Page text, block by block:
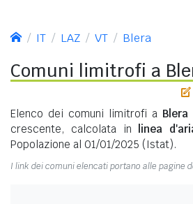
IT LAZ VT Blera
Comuni limitrofi a
Elenco dei comuni limitrofi a Blera
crescente, calcolata in
linea
Popolazione al 01/01/2025 (Istat).
I link dei comuni elencati portano alle pagine